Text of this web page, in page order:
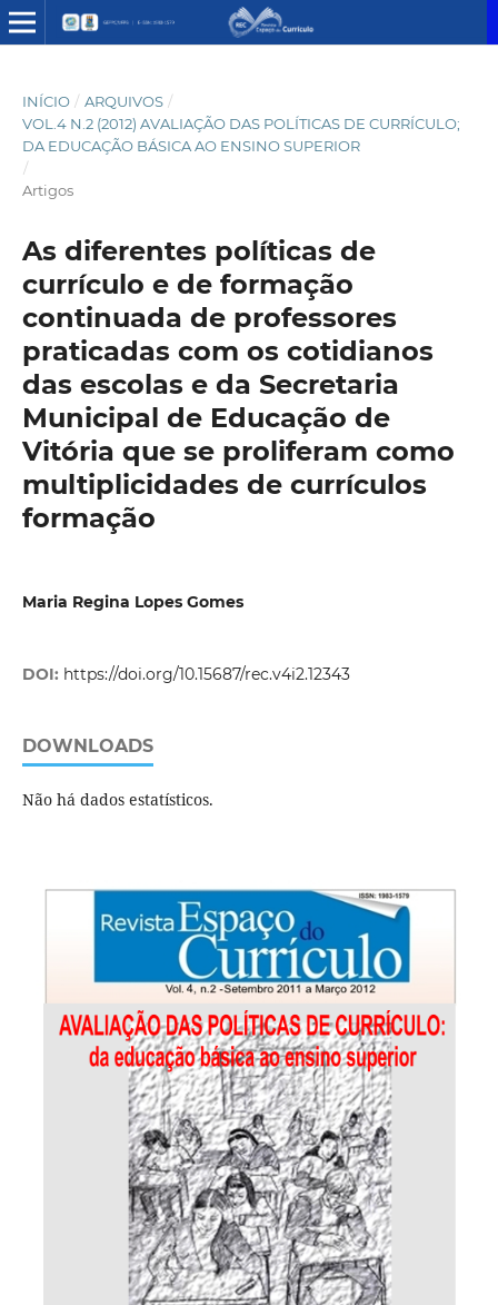
INÍCIO / ARQUIVOS /
VOL.4 N.2 (2012) AVALIAÇÃO DAS POLÍTICAS DE CURRÍCULO;
DA EDUCAÇÃO BÁSICA AO ENSINO SUPERIOR
/
Artigos
As diferentes políticas de
currículo e de formação
continuada de professores
praticadas com os cotidianos
das escolas e da Secretaria
Municipal de Educação de
Vitória que se proliferam como
multiplicidades de currículos
formação
Maria Regina Lopes Gomes
DOI: https://doi.org/10.15687/rec.v4i2.12343
DOWNLOADS
Não há dados estatísticos.